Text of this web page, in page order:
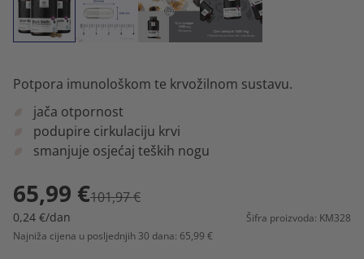
Potpora imunološkom te krvožilnom sustavu.
jača otpornost
podupire cirkulaciju krvi
smanjuje osjećaj teških nogu
65,99 €101,97 €
0,24 €/dan
Šifra proizvoda: KM328
Najniža cijena u posljednjih 30 dana: 65,99 €